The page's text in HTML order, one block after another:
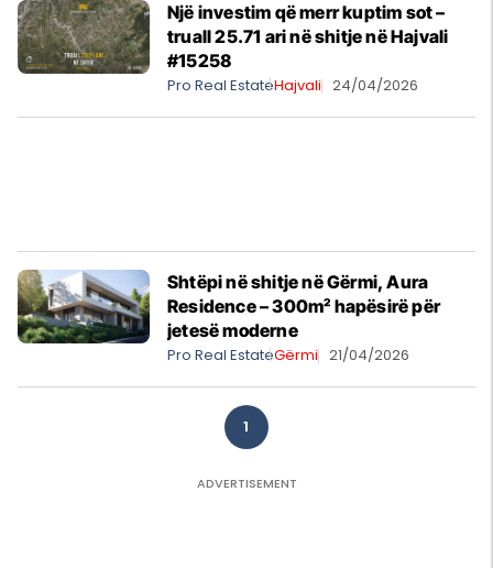
Një investim që merr kuptim sot –
truall 25.71 ari në shitje në Hajvali
#15258
Pro Real EstateHajvali 24/04/2026
Shtëpi në shitje në Gërmi, Aura
Residence – 300m² hapësirë për
jetesë moderne
Pro Real EstateGërmi 21/04/2026
1